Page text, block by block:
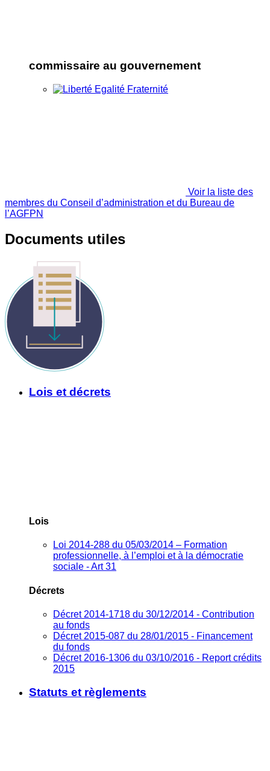
commissaire au gouvernement
Voir la liste des
membres du Conseil d’administration et du Bureau de
l’AGFPN
Documents utiles
Lois et décrets
Lois
Loi 2014-288 du 05/03/2014 – Formation
professionnelle, à l’emploi et à la démocratie
sociale - Art 31
Décrets
Décret 2014-1718 du 30/12/2014 - Contribution
au fonds
Décret 2015-087 du 28/01/2015 - Financement
du fonds
Décret 2016-1306 du 03/10/2016 - Report crédits
2015
Statuts et règlements